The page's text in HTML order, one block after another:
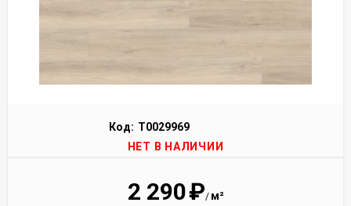
Код: Т0029969
НЕТ В НАЛИЧИИ
2 290₽/ м²